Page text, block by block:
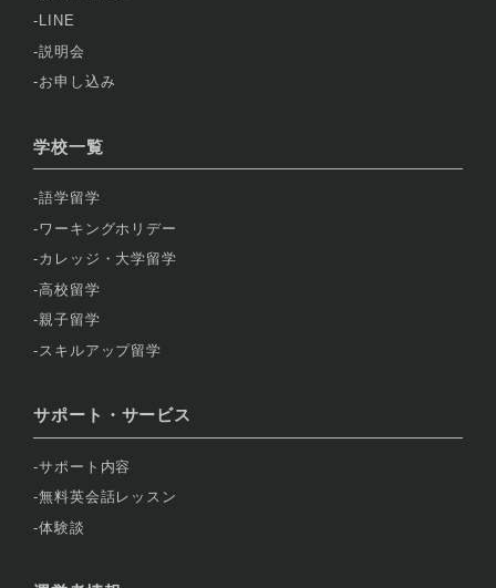
LINE
説明会
お申し込み
学校一覧
語学留学
ワーキングホリデー
カレッジ・大学留学
高校留学
親子留学
スキルアップ留学
サポート・サービス
サポート内容
無料英会話レッスン
体験談